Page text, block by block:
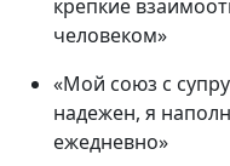
крепкие
человеком»
«Мой союз с
надежен, я
ежедневно»